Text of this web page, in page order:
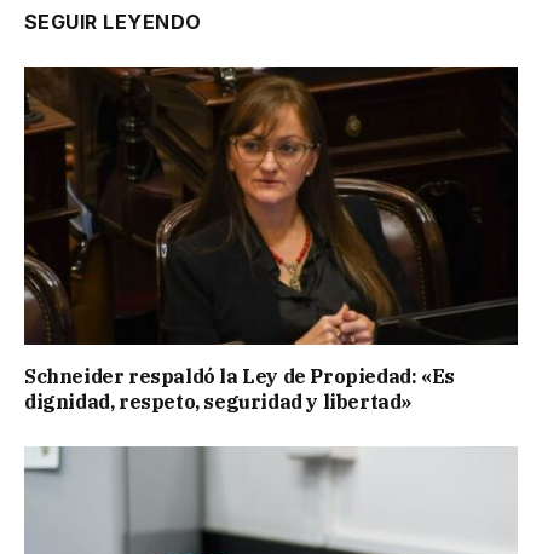
SEGUIR LEYENDO
Schneider respaldó la Ley de Propiedad: «Es
dignidad, respeto, seguridad y libertad»